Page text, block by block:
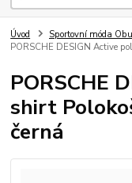
Úvod Sportovní móda
PORSCHE DESIGN Active
PORSCHE
shirt
černá